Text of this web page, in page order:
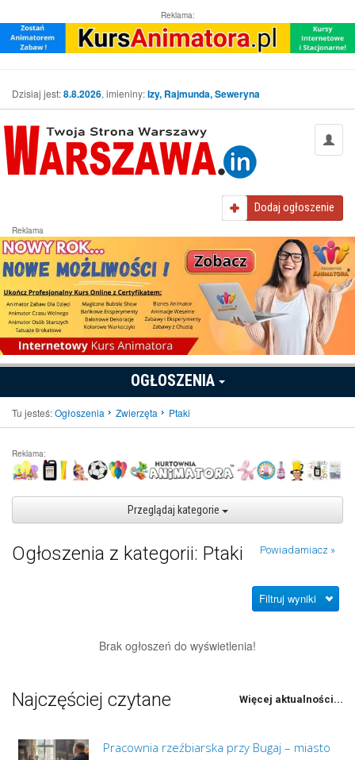
Reklama:
Dzisiaj jest:8.8.2026, imieniny:Izy, Rajmunda, Seweryna
Dodaj ogłoszenie
Reklama
OGŁOSZENIA
Tu jesteś:Ogłoszenia Zwierzęta Ptaki
Reklama:
Przeglądaj kategorie
Ogłoszenia z kategorii: Ptaki Powiadamiacz »
Filtruj wyniki
Brak ogłoszeń do wyświetlenia!
Najczęściej czytane Więcej aktualności...
Pracownia rzeźbiarska przy Bugaj – miasto